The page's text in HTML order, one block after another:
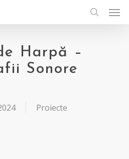
search
Harpă –
Sonore
Proiecte